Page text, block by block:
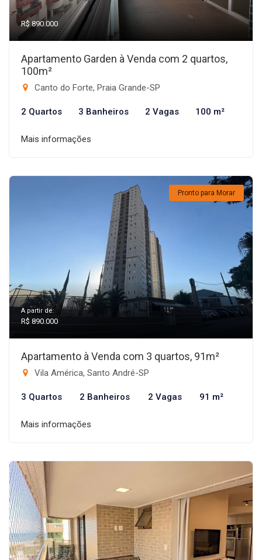
R$ 890.000
Apartamento Garden à Venda com 2 quartos,
100m²
Canto do Forte, Praia Grande-SP
2 Quartos 3 Banheiros 2 Vagas 100 m²
Mais informações
Pronto para Morar
A partir de:
R$ 890.000
Apartamento à Venda com 3 quartos, 91m²
Vila América, Santo André-SP
3 Quartos 2 Banheiros 2 Vagas 91 m²
Mais informações